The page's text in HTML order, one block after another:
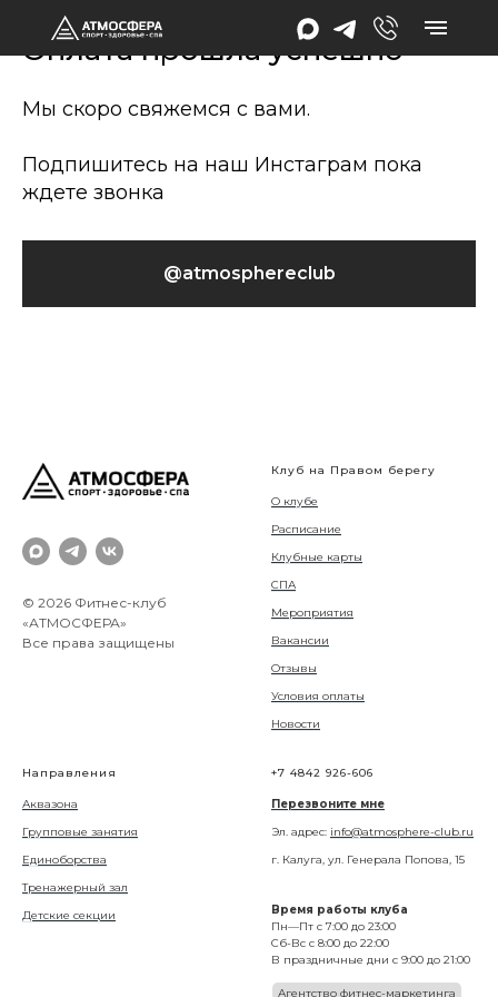
Оплата прошла успешно
Мы скоро свяжемся с вами.
Подпишитесь на наш Инстаграм пока
ждете звонка
@atmosphereclub
© 2026 Фитнес-клуб
«АТМОСФЕРА»
Все права защищены
Клуб на Правом берегу
О клубе
Расписание
Клубные карты
СПА
Мероприятия
Вакансии
Отзывы
Условия оплаты
Новости
Направления
Аквазона
Групповые занятия
Единоборства
Тренажерный зал
Детские секции
+7 4842 926-606
Перезвоните мне
Эл. адрес: info@atmosphere-club.ru
г. Калуга, ул. Генерала Попова, 15
Время работы клуба
Пн—Пт с 7:00 до 23:00
Сб-Вс с 8:00 до 22:00
В праздничные дни с 9:00 до 21:00
Агентство фитнес-маркетинга